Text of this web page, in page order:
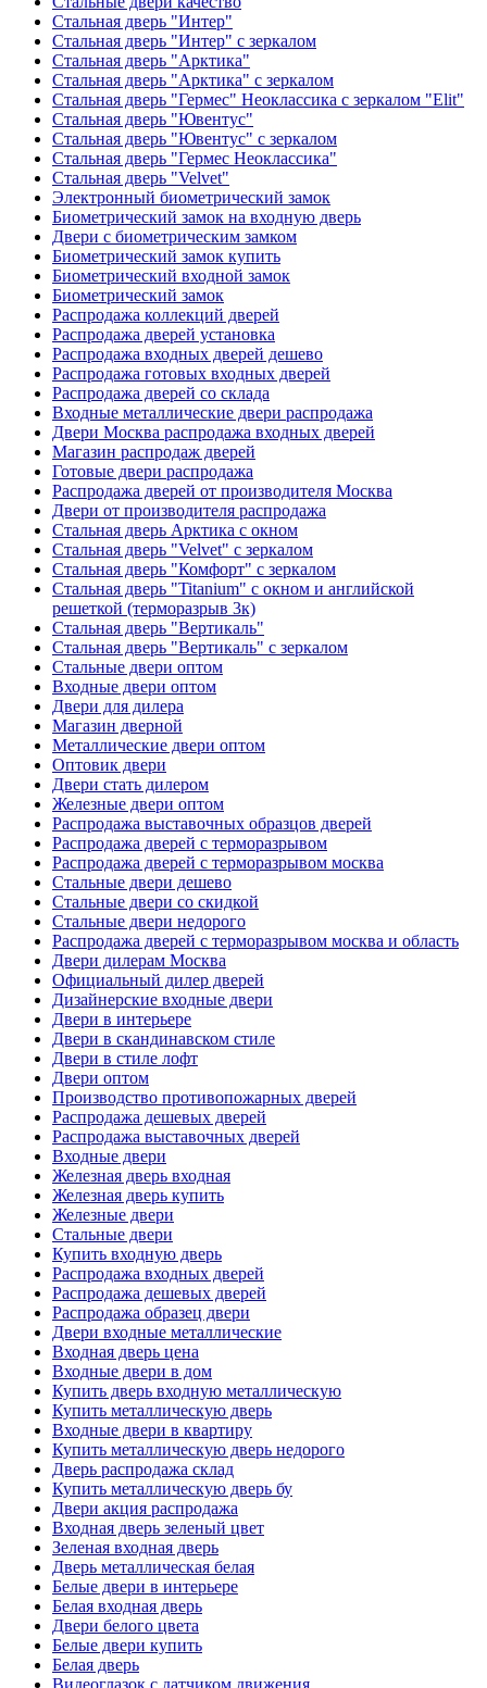
Стальная дверь "Интер"
Стальная дверь "Интер" с зеркалом
Стальная дверь "Арктика"
Стальная дверь "Арктика" с зеркалом
Стальная дверь "Гермес" Неоклассика с зеркалом "Elit"
Стальная дверь "Ювентус"
Стальная дверь "Ювентус" с зеркалом
Стальная дверь "Гермес Неоклассика"
Стальная дверь "Velvet"
Электронный биометрический замок
Биометрический замок на входную дверь
Двери с биометрическим замком
Биометрический замок купить
Биометрический входной замок
Биометрический замок
Распродажа коллекций дверей
Распродажа дверей установка
Распродажа входных дверей дешево
Распродажа готовых входных дверей
Распродажа дверей со склада
Входные металлические двери распродажа
Двери Москва распродажа входных дверей
Магазин распродаж дверей
Готовые двери распродажа
Распродажа дверей от производителя Москва
Двери от производителя распродажа
Стальная дверь Арктика с окном
Стальная дверь "Velvet" с зеркалом
Стальная дверь "Комфорт" с зеркалом
Стальная дверь "Titanium" с окном и английской
решеткой (терморазрыв 3к)
Стальная дверь "Вертикаль"
Стальная дверь "Вертикаль" с зеркалом
Стальные двери оптом
Входные двери оптом
Двери для дилера
Магазин дверной
Металлические двери оптом
Оптовик двери
Двери стать дилером
Железные двери оптом
Распродажа выставочных образцов дверей
Распродажа дверей с терморазрывом
Распродажа дверей с терморазрывом москва
Стальные двери дешево
Стальные двери со скидкой
Стальные двери недорого
Распродажа дверей с терморазрывом москва и область
Двери дилерам Москва
Официальный дилер дверей
Дизайнерские входные двери
Двери в интерьере
Двери в скандинавском стиле
Двери в стиле лофт
Двери оптом
Производство противопожарных дверей
Распродажа дешевых дверей
Распродажа выставочных дверей
Входные двери
Железная дверь входная
Железная дверь купить
Железные двери
Стальные двери
Купить входную дверь
Распродажа входных дверей
Распродажа дешевых дверей
Распродажа образец двери
Двери входные металлические
Входная дверь цена
Входные двери в дом
Купить дверь входную металлическую
Купить металлическую дверь
Входные двери в квартиру
Купить металлическую дверь недорого
Дверь распродажа склад
Купить металлическую дверь бу
Двери акция распродажа
Входная дверь зеленый цвет
Зеленая входная дверь
Дверь металлическая белая
Белые двери в интерьере
Белая входная дверь
Двери белого цвета
Белые двери купить
Белая дверь
Видеоглазок с датчиком движения